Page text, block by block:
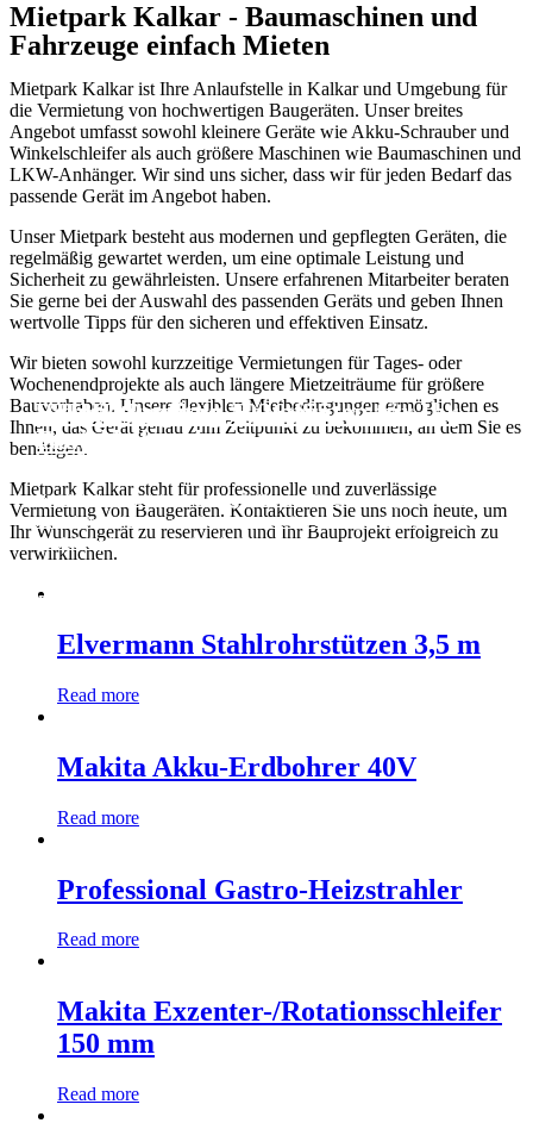
STIHL Profitag 2026 für
Gewerbekunden
Profi-Akkutechnik live erleben, Lade- und Flottenmanagement
verstehen und direkt vor Ort die passenden Lösungen für den eigenen
Betrieb finden.
Hier anmelden
Vermietung von Baugeräten für Ihr
Projekt
Vom Kärcher bis zum Minibagger. Nicht kaufen, sondern mieten und
machen!
Für Privatpersonen und Geschäftskunden.
Zur Produktübersicht
Mietpark Kalkar - Baumaschinen und
Fahrzeuge einfach Mieten
Mietpark Kalkar ist Ihre Anlaufstelle in Kalkar und Umgebung für
die Vermietung von hochwertigen Baugeräten. Unser breites
Angebot umfasst sowohl kleinere Geräte wie Akku-Schrauber und
Winkelschleifer als auch größere Maschinen wie Baumaschinen und
LKW-Anhänger. Wir sind uns sicher, dass wir für jeden Bedarf das
passende Gerät im Angebot haben.
Unser Mietpark besteht aus modernen und gepflegten Geräten, die
regelmäßig gewartet werden, um eine optimale Leistung und
Sicherheit zu gewährleisten. Unsere erfahrenen Mitarbeiter beraten
Sie gerne bei der Auswahl des passenden Geräts und geben Ihnen
wertvolle Tipps für den sicheren und effektiven Einsatz.
Wir bieten sowohl kurzzeitige Vermietungen für Tages- oder
Wochenendprojekte als auch längere Mietzeiträume für größere
Bauvorhaben. Unsere flexiblen Mietbedingungen ermöglichen es
Ihnen, das Gerät genau zum Zeitpunkt zu bekommen, an dem Sie es
benötigen.
Mietpark Kalkar steht für professionelle und zuverlässige
Vermietung von Baugeräten. Kontaktieren Sie uns noch heute, um
Ihr Wunschgerät zu reservieren und Ihr Bauprojekt erfolgreich zu
verwirklichen.
Elvermann Stahlrohrstützen 3,5 m
Read more
Makita Akku-Erdbohrer 40V
Read more
Professional Gastro-Heizstrahler
Read more
Makita Exzenter-/Rotationsschleifer
150 mm
Read more